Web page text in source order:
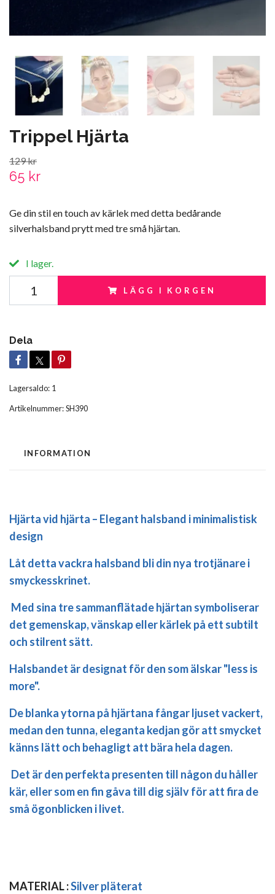
Trippel Hjärta
129 kr
65 kr
Ge din stil en touch av kärlek med detta bedårande
silverhalsband prytt med tre små hjärtan.
I lager.
LÄGG I KORGEN
Dela
Lagersaldo: 1
Artikelnummer:SH390
INFORMATION
Hjärta vid hjärta – Elegant halsband i minimalistisk
design
Låt detta vackra halsband bli din nya trotjänare i
smyckesskrinet.
Med sina tre sammanflätade hjärtan symboliserar
det gemenskap, vänskap eller kärlek på ett subtilt
och stilrent sätt.
Halsbandet är designat för den som älskar "less is
more".
De blanka ytorna på hjärtana fångar ljuset vackert,
medan den tunna, eleganta kedjan gör att smycket
känns lätt och behagligt att bära hela dagen.
Det är den perfekta presenten till någon du håller
kär, eller som en fin gåva till dig själv för att fira de
små ögonblicken i livet.
MATERIAL :Silver pläterat